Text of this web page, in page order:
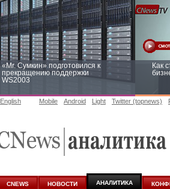
«Mr. Сумкин» подготовился к
прекращению поддержки
WS2003
Как
аналитике
English Mobile Android Light Twitter (topnews)
CNEWS НОВОСТИ АНАЛИТИКА